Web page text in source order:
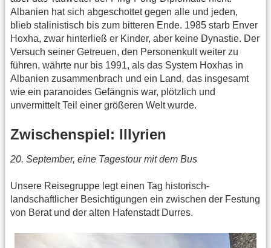
Albanien hat sich abgeschottet gegen alle und jeden,
blieb stalinistisch bis zum bitteren Ende. 1985 starb Enver
Hoxha, zwar hinterließ er Kinder, aber keine Dynastie. Der
Versuch seiner Getreuen, den Personenkult weiter zu
führen, währte nur bis 1991, als das System Hoxhas in
Albanien zusammenbrach und ein Land, das insgesamt
wie ein paranoides Gefängnis war, plötzlich und
unvermittelt Teil einer größeren Welt wurde.
Zwischenspiel: Illyrien
20. September, eine Tagestour mit dem Bus
Unsere Reisegruppe legt einen Tag historisch-
landschaftlicher Besichtigungen ein zwischen der Festung
von Berat und der alten Hafenstadt Durres.